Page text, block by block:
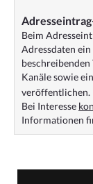
Beim
Adressdaten
beschreibenden
Kanäle sowie
veröffentlichen.
Bei Interesse
Informationen